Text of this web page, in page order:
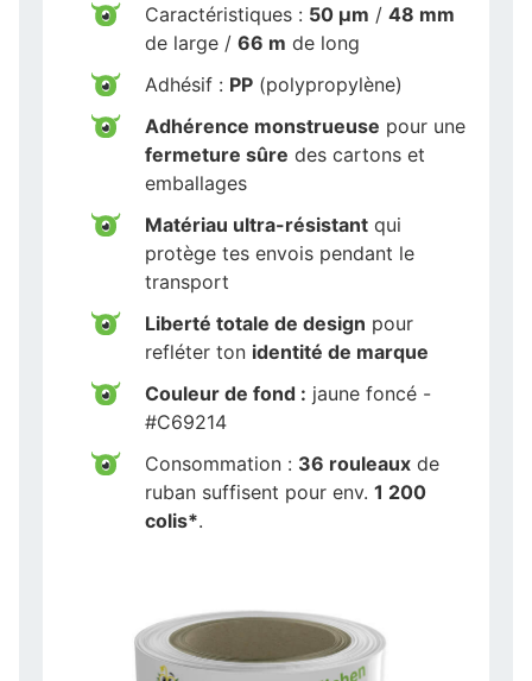
Caractéristiques : 50 µm / 48 mm
de large / 66 m de long
Adhésif : PP (polypropylène)
Adhérence monstrueuse pour une
fermeture sûre des cartons et
emballages
Matériau ultra-résistant qui
protège tes envois pendant le
transport
Liberté totale de design pour
refléter ton identité de marque
Couleur de fond : jaune foncé -
#C69214
Consommation : 36 rouleaux de
ruban suffisent pour env. 1 200
colis*.